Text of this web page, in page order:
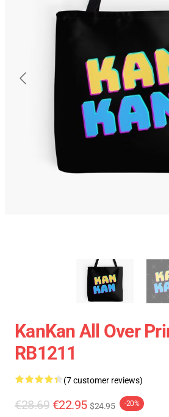
KanKan All Over
RB1211
(7 customer reviews)
€28.69 €22.95 $24.95 -20%